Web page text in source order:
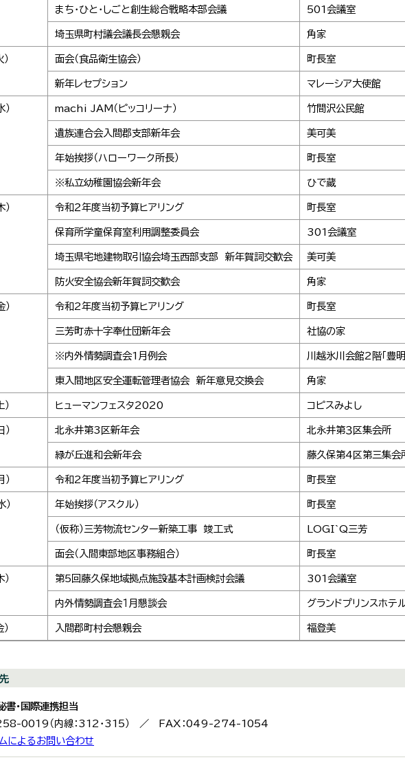
まち・ひと・しごと創生総合戦略本部会議 501会議室
埼玉県町村議会議長会懇親会 角家
面会（食品衛生協会） 町長室
新年レセプション マレーシア大使館
machi JAM（ピッコリーナ） 竹間沢公民館
遺族連合会入間郡支部新年会 美可美
年始挨拶（ハローワーク所長） 町長室
※私立幼稚園協会新年会 ひで蔵
令和２年度当初予算ヒアリング 町長室
保育所学童保育室利用調整委員会 301会議室
埼玉県宅地建物取引協会埼玉西部支部 新年賀詞交歓会 美可美
防火安全協会新年賀詞交歓会 角家
令和2年度当初予算ヒアリング 町長室
三芳町赤十字奉仕団新年会 社協の家
※内外情勢調査会1月例会 川越氷川会館2階「豊明
東入間地区安全運転管理者協会 新年意見交換会 角家
ヒューマンフェスタ2020 コピスみよし
北永井第3区新年会 北永井第３区集会所
緑が丘進和会新年会 藤久保第4区第三集会
令和2年度当初予算ヒアリング 町長室
年始挨拶（アスクル） 町長室
（仮称）三芳物流センター新築工事 竣工式 LOGI`Q三芳
面会（入間東部地区事務組合） 町長室
第5回藤久保地域拠点施設基本計画検討会議 301会議室
内外情勢調査会１月懇談会 グランドプリンスホテ
入間郡町村会懇親会 福登美
・国際連携担当
0019（内線：312・315） ／ FAX：049-274-1054
によるお問い合わせ